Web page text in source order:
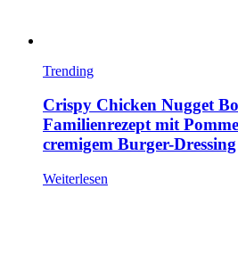
Trending
Crispy Chicken Nugget
Familienrezept mit
cremigem Burger-Dressing
Weiterlesen